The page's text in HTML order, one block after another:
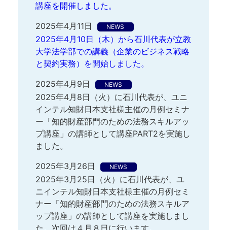
講座を開催しました。
2025年4月11日
NEWS
2025年4月10日（木）から石川代表が立教
大学法学部での講義（企業のビジネス戦略
と契約実務）を開始しました。
2025年4月9日
NEWS
2025年4月8日（火）に石川代表が、ユニ
インテル知財日本支社様主催の月例セミナ
ー「知的財産部門のための法務スキルアッ
プ講座」の講師として講座PART2を実施し
ました。
2025年3月26日
NEWS
2025年3月25日（火）に石川代表が、ユ
ニインテル知財日本支社様主催の月例セミ
ナー「知的財産部門のための法務スキルア
ップ講座」の講師として講座を実施しまし